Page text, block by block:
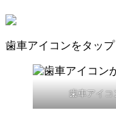
歯車アイコンをタッ
歯車アイコ